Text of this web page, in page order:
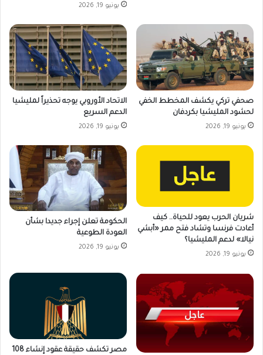
يونيو 19, 2026
صحفي تركي يكشف المخطط الخفي
لحشود المليشيا بكردفان
يونيو 19, 2026
الاتحاد الأوروبي يوجه تحذيراً لمليشيا
الدعم السريع
يونيو 19, 2026
شريان الحرب يعود للحياة.. كيف
أعادت فرنسا وتشاد فتح ممر «أبشي
نيالا» لدعم المليشيا؟
يونيو 19, 2026
الحكومة تعلن إجراء جديدا بشأن
العودة الطوعية
يونيو 19, 2026
مصر تكشف حقيقة عقود إنشاء 108